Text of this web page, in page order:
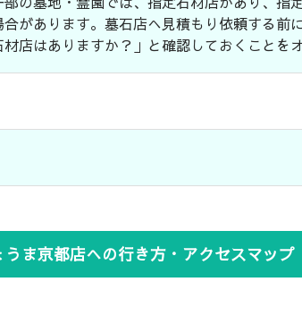
合があります。墓石店へ見積もり依頼する前
材店はありますか？」と確認しておくことを
ま京都店への行き方・アクセスマップ